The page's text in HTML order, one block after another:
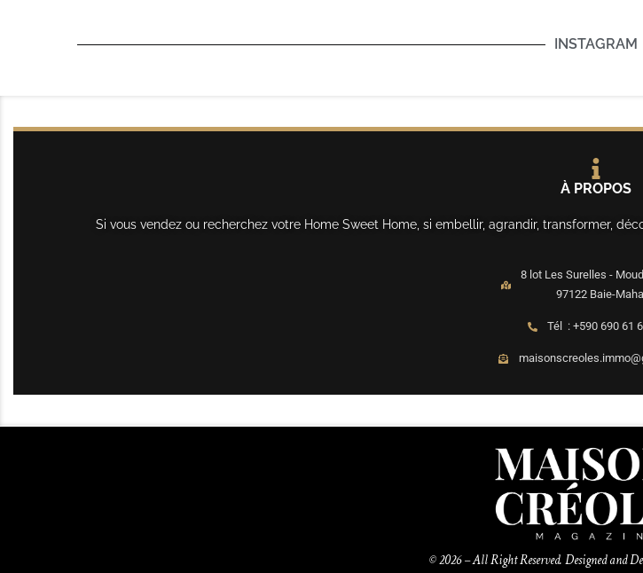
INSTAGRAM
À PROPOS
Si vous vendez ou recherchez votre Home Sweet Home, si embellir, agrandir, transformer,
8 lot Les Surelles -
97122 Baie-
Tél : +590 690 61
© 2026 – All Right Reserved. Designed and